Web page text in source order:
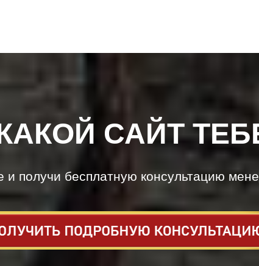
САЙТ
получи бесплатную консультацию